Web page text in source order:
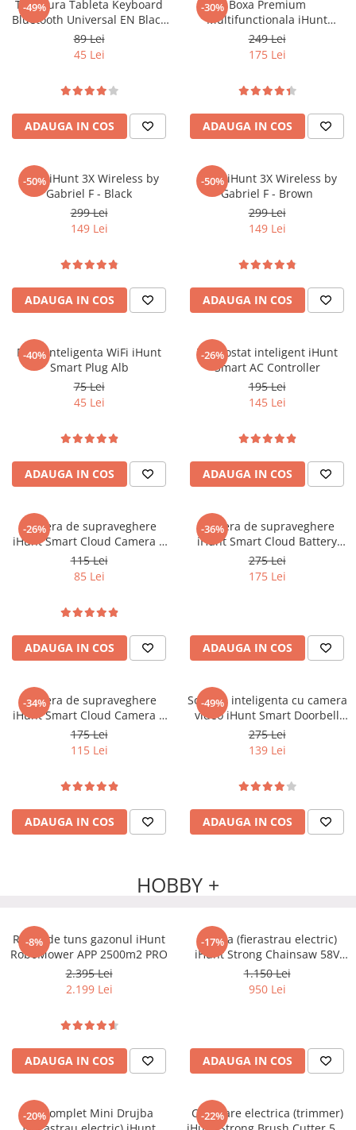
-49%
Tastatura Tableta Keyboard
Bluetooth Universal EN Black
Bulk
89 Lei
45 Lei
ADAUGA IN COS
-30% Boxa Premium
Multifunctionala iHunt
BedSide 9-in-1 15W Bluetooth
Wood
249 Lei
175 Lei
ADAUGA IN COS
-50%
Casti iHunt 3X Wireless by
Gabriel F - Black
299 Lei
149 Lei
ADAUGA IN COS
-50%
Casti iHunt 3X Wireless by
Gabriel F - Brown
299 Lei
149 Lei
ADAUGA IN COS
-40%
Priza inteligenta WiFi iHunt
Smart Plug Alb
75 Lei
45 Lei
ADAUGA IN COS
-26%
Termostat inteligent iHunt
Smart AC Controller
195 Lei
145 Lei
ADAUGA IN COS
-26%
Camera de supraveghere
iHunt Smart Cloud Camera 3
PRO
115 Lei
85 Lei
ADAUGA IN COS
-36%
Camera de supraveghere
iHunt Smart Cloud Battery
Camera 9 PRO
275 Lei
175 Lei
ADAUGA IN COS
-34%
Camera de supraveghere
iHunt Smart Cloud Camera 6
PTZ PRO
175 Lei
115 Lei
ADAUGA IN COS
-49%
Sonerie inteligenta cu camera
video iHunt Smart Doorbell
WIFI Alb
275 Lei
139 Lei
ADAUGA IN COS
HOBBY +
-8%
Robot de tuns gazonul iHunt
RoboMower APP 2500m2 PRO
2.395 Lei
2.199 Lei
ADAUGA IN COS
-17%
Drujba (fierastrau electric)
iHunt Strong Chainsaw 58V
Power
1.150 Lei
950 Lei
ADAUGA IN COS
-20%
Kit Complet Mini Drujba
-22%
Cositoare electrica (trimmer)